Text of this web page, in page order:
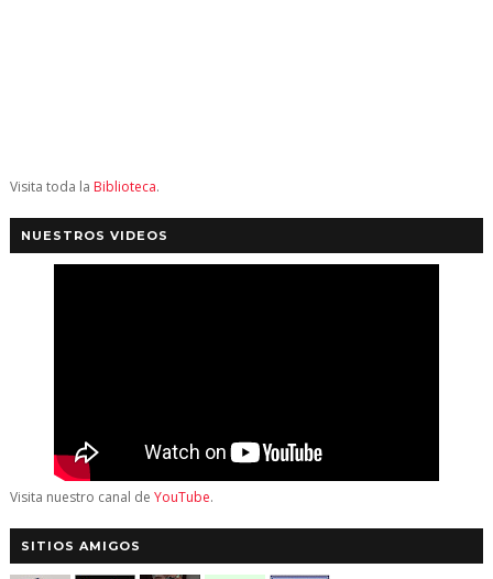
Visita toda la Biblioteca.
NUESTROS VIDEOS
Visita nuestro canal de YouTube.
SITIOS AMIGOS